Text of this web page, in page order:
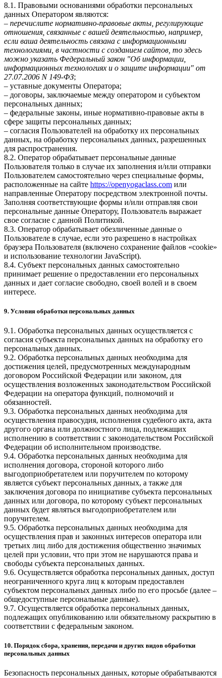
8.1. Правовыми основаниями обработки персональных
данных Оператором являются:
– перечислите нормативно-правовые акты, регулирующие
отношения, связанные с вашей деятельностью, например,
если ваша деятельность связана с информационными
технологиями, в частности с созданием сайтов, то здесь
можно указать Федеральный закон "Об информации,
информационных технологиях и о защите информации" от
27.07.2006 N 149-ФЗ;
– уставные документы Оператора;
– договоры, заключаемые между оператором и субъектом
персональных данных;
– федеральные законы, иные нормативно-правовые акты в
сфере защиты персональных данных;
– согласия Пользователей на обработку их персональных
данных, на обработку персональных данных, разрешенных
для распространения.
8.2. Оператор обрабатывает персональные данные
Пользователя только в случае их заполнения и/или отправки
Пользователем самостоятельно через специальные формы,
расположенные на сайте https://openyogaclass.com или
направленные Оператору посредством электронной почты.
Заполняя соответствующие формы и/или отправляя свои
персональные данные Оператору, Пользователь выражает
свое согласие с данной Политикой.
8.3. Оператор обрабатывает обезличенные данные о
Пользователе в случае, если это разрешено в настройках
браузера Пользователя (включено сохранение файлов «cookie»
и использование технологии JavaScript).
8.4. Субъект персональных данных самостоятельно
принимает решение о предоставлении его персональных
данных и дает согласие свободно, своей волей и в своем
интересе.
9. Условия обработки персональных данных
9.1. Обработка персональных данных осуществляется с
согласия субъекта персональных данных на обработку его
персональных данных.
9.2. Обработка персональных данных необходима для
достижения целей, предусмотренных международным
договором Российской Федерации или законом, для
осуществления возложенных законодательством Российской
Федерации на оператора функций, полномочий и
обязанностей.
9.3. Обработка персональных данных необходима для
осуществления правосудия, исполнения судебного акта, акта
другого органа или должностного лица, подлежащих
исполнению в соответствии с законодательством Российской
Федерации об исполнительном производстве.
9.4. Обработка персональных данных необходима для
исполнения договора, стороной которого либо
выгодоприобретателем или поручителем по которому
является субъект персональных данных, а также для
заключения договора по инициативе субъекта персональных
данных или договора, по которому субъект персональных
данных будет являться выгодоприобретателем или
поручителем.
9.5. Обработка персональных данных необходима для
осуществления прав и законных интересов оператора или
третьих лиц либо для достижения общественно значимых
целей при условии, что при этом не нарушаются права и
свободы субъекта персональных данных.
9.6. Осуществляется обработка персональных данных, доступ
неограниченного круга лиц к которым предоставлен
субъектом персональных данных либо по его просьбе (далее –
общедоступные персональные данные).
9.7. Осуществляется обработка персональных данных,
подлежащих опубликованию или обязательному раскрытию в
соответствии с федеральным законом.
10. Порядок сбора, хранения, передачи и других видов обработки
персональных данных
Безопасность персональных данных, которые обрабатываются